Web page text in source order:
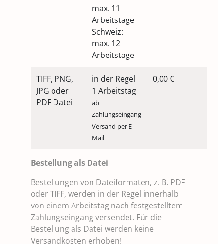
max. 11
Arbeitstage
Schweiz:
max. 12
Arbeitstage
TIFF, PNG,
JPG oder
PDF Datei
in der Regel
1 Arbeitstag
ab
Zahlungseingang
Versand per E-
Mail
0,00 €
Bestellung als Datei
Bestellungen von Dateiformaten, z. B. PDF
oder TIFF, werden in der Regel innerhalb
von einem Arbeitstag nach festgestelltem
Zahlungseingang versendet. Für die
Bestellung als Datei werden keine
Versandkosten erhoben!